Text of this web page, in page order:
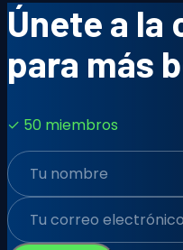
Únete a la
para más
✓ 50 miembros